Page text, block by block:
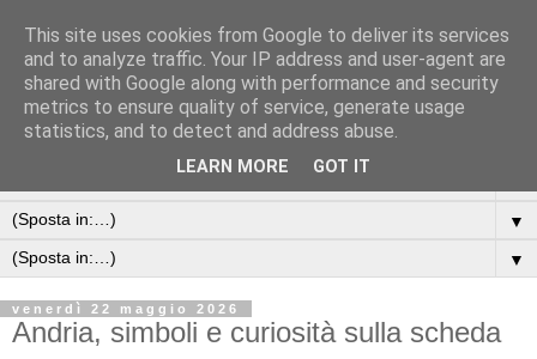
▼
▼
venerdì 22 maggio 2026
Andria, simboli e curiosità sulla scheda
This site uses cookies from Google to deliver its services
and to analyze traffic. Your IP address and user-agent are
shared with Google along with performance and security
metrics to ensure quality of service, generate usage
statistics, and to detect and address abuse.
LEARN MORE GOT IT